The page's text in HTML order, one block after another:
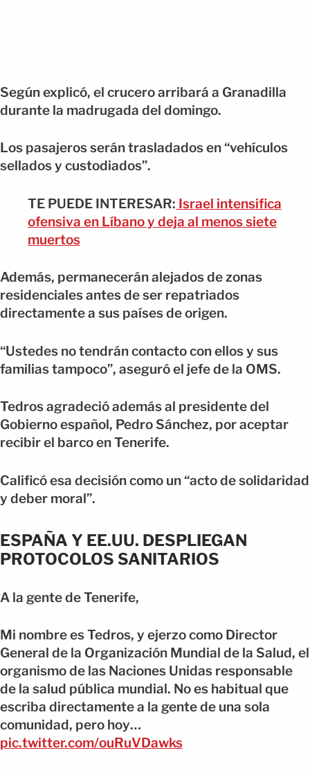
Según explicó, el crucero arribará a Granadilla
durante la madrugada del domingo.
Los pasajeros serán trasladados en “vehículos
sellados y custodiados”.
TE PUEDE INTERESAR: Israel intensifica
ofensiva en Líbano y deja al menos siete
muertos
Además, permanecerán alejados de zonas
residenciales antes de ser repatriados
directamente a sus países de origen.
“Ustedes no tendrán contacto con ellos y sus
familias tampoco”, aseguró el jefe de la OMS.
Tedros agradeció además al presidente del
Gobierno español, Pedro Sánchez, por aceptar
recibir el barco en Tenerife.
Calificó esa decisión como un “acto de solidaridad
y deber moral”.
ESPAÑA Y EE.UU. DESPLIEGAN
PROTOCOLOS SANITARIOS
A la gente de Tenerife,
Mi nombre es Tedros, y ejerzo como Director
General de la Organización Mundial de la Salud, el
organismo de las Naciones Unidas responsable
de la salud pública mundial. No es habitual que
escriba directamente a la gente de una sola
comunidad, pero hoy…
pic.twitter.com/ouRuVDawks